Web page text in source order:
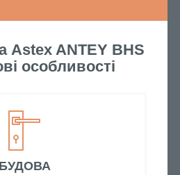
Astex ANTEY BHS
особливості
БУДОВА